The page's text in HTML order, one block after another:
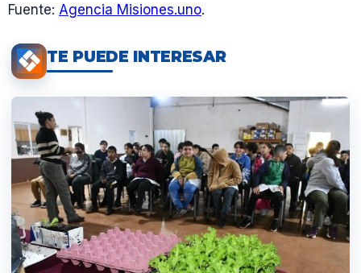
Fuente: Agencia Misiones.uno.
TE PUEDE INTERESAR